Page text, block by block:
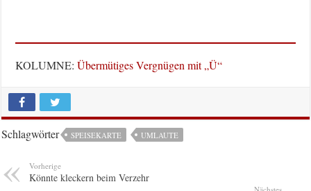
KOLUMNE:Übermütiges Vergnügen mit „Ü“
Schlagwörter SPEISEKARTE UMLAUTE
Vorherige
Könnte kleckern beim Verzehr